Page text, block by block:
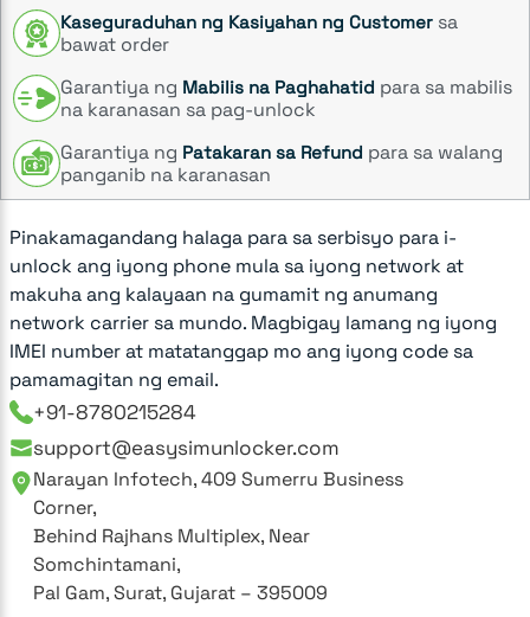
Kaseguraduhan ng Kasiyahan ng Customer sa
bawat order
Garantiya ng Mabilis na Paghahatid para sa mabilis
na karanasan sa pag-unlock
Garantiya ng Patakaran sa Refund para sa walang
panganib na karanasan
Pinakamagandang halaga para sa serbisyo para i-
unlock ang iyong phone mula sa iyong network at
makuha ang kalayaan na gumamit ng anumang
network carrier sa mundo. Magbigay lamang ng iyong
IMEI number at matatanggap mo ang iyong code sa
pamamagitan ng email.
+91-8780215284
support@easysimunlocker.com
Narayan Infotech, 409 Sumerru Business
Corner,
Behind Rajhans Multiplex, Near
Somchintamani,
Pal Gam, Surat, Gujarat – 395009